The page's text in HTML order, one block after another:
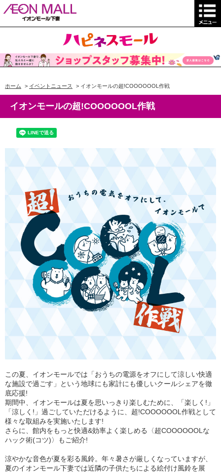
ホーム > イベントニュース > イオンモールの超!COOOOOOL作戦
イオンモールの超!COOOOOOL作戦
この夏、イオンモールでは「おうちの電源をオフにして涼しい快適
な施設で過ごす」という地球にも家計にも優しいクールシェアを徹
底応援!
期間中、イオンモールは夏を思いっきり楽しむために、「楽しく!」
「涼しく!」過ごしていただけるように、超!COOOOOOL作戦として
様々な取組みを実施いたします!
さらに、館内をもっと快適&効率よく楽しめる〈超COOOOOOLな
ハック術(コツ)〉もご紹介!
涼やかな音色が夏を彩る風鈴。年々暑さが厳しくなっていますが、
夏のイオンモール下妻では近隣の子供たちによる絵付け風鈴を展